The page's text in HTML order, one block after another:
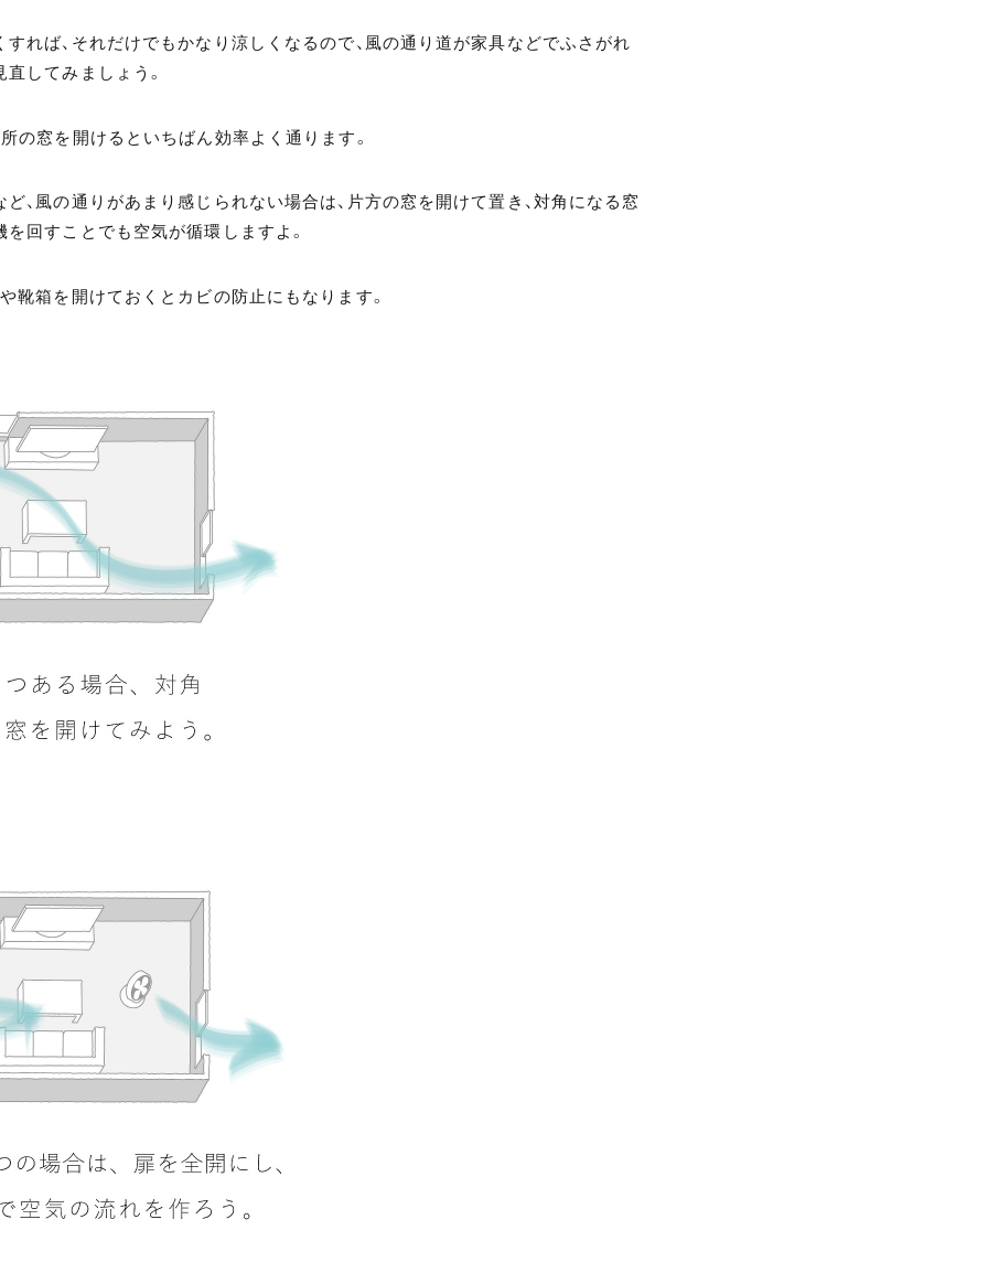
れば、それだけでもかなり涼しくなるので、風の通り道が家具などでふさがれ
してみましょう。
の窓を開けるといちばん効率よく通ります。
、風の通りがあまり感じられない場合は、片方の窓を開けて置き、対角になる窓
回すことでも空気が循環しますよ。
靴箱を開けておくとカビの防止にもなります。